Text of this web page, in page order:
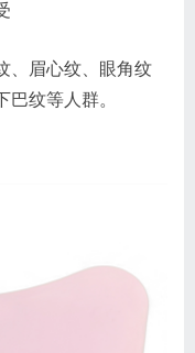
、眉心纹、眼角纹
巴纹等人群。